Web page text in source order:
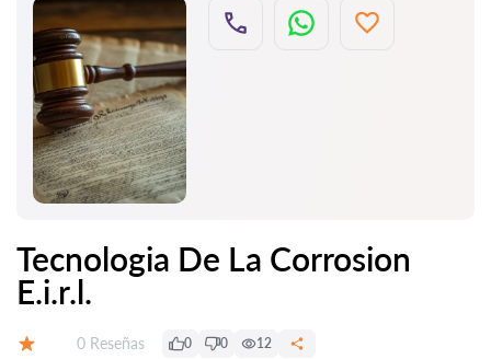
Tecnologia De La Corrosion
E.i.r.l.
Número de reseñas:
0 Reseñas 0 0 12